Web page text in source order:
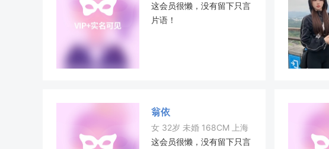
这会员很懒，没有留下只言
片语！
翁依
女 32岁 未婚 168CM 上海
这会员很懒，没有留下只言